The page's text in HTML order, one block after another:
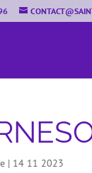
| 14 11 2023